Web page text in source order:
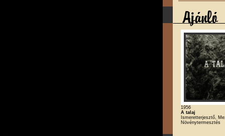
1956
A talaj
Ismeretterjesztő,
Növénytermesztés